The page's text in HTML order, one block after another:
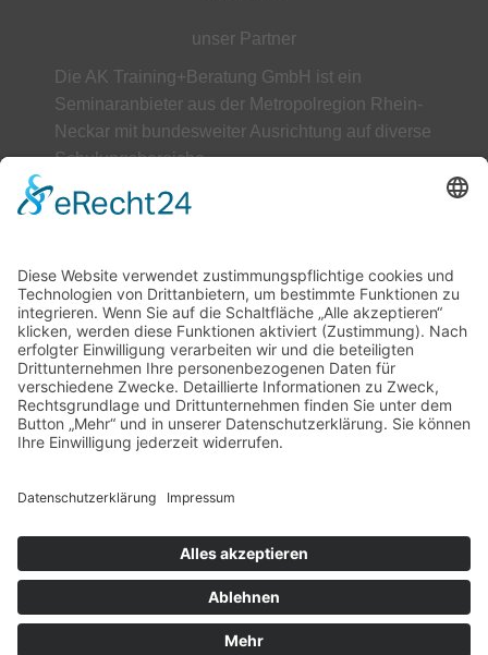
unser Partner
Die AK Training+Beratung GmbH ist ein
Seminaranbieter aus der Metropolregion Rhein-
Neckar mit bundesweiter Ausrichtung auf diverse
Schulungsbereiche.
ÜBER UNS
Datenschutz
Impressum
Unser Leitbild
Downloads